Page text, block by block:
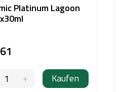
Platinum Lagoon
Kaufen